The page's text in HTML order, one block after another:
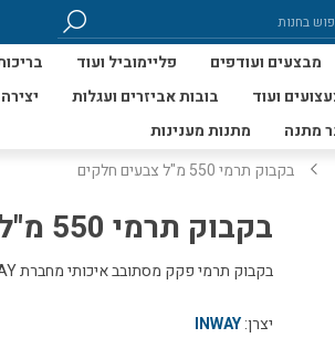
מבצעים ועודפים פליימוביל ועוד
ועוד בובות אביזרים ועגלות
מתנה מתנות מענינות
בקבוק תרמי 550 מ"ל צבעים חלקים
בקבוק תרמי 550 מ"ל צבעים חלקים
בקבוק תרמי פקק מסתובב איכותי מחברת INWAY שומר 24 שעות קור ו12 שעות חום.
יצרן:INWAY